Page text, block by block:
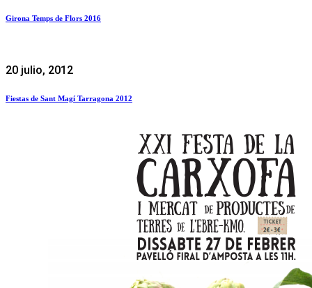
Girona Temps de Flors 2016
20 julio, 2012
Fiestas de Sant Magí Tarragona 2012